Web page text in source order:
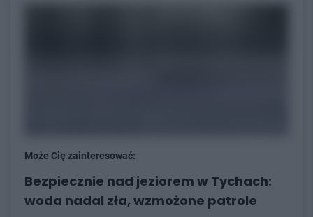
Może Cię zainteresować:
Bezpiecznie nad jeziorem w Tychach:
woda nadal zła, wzmożone patrole